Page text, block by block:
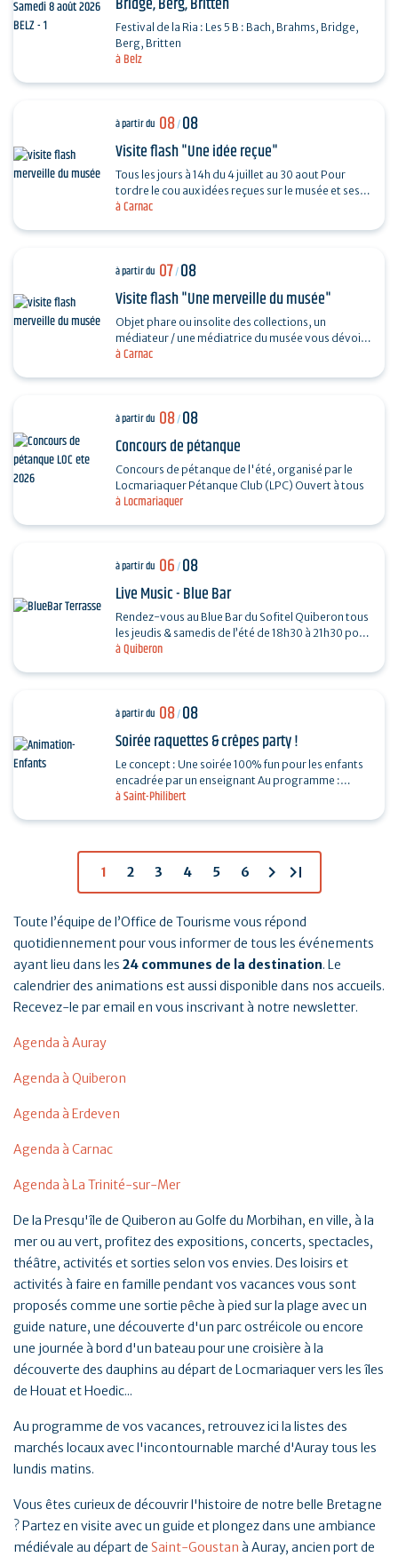
à Belz
Festival de la Ria : Les 5 B : Bach, Brahms, Bridge,
Berg, Britten
à Carnac
à partir du 08/08
Visite flash "Une idée reçue"
Tous les jours à 14h du 4 juillet au 30 aout Pour
tordre le cou aux idées reçues sur le musée et ses
collections, piochez au hasard une question et…
à Carnac
à partir du 07/08
Visite flash "Une merveille du musée"
Objet phare ou insolite des collections, un
médiateur / une médiatrice du musée vous dévoile
son histoire. Sans réservation. Durée 30…
à Locmariaquer
à partir du 08/08
Concours de pétanque
Concours de pétanque de l'été, organisé par le
Locmariaquer Pétanque Club (LPC) Ouvert à tous
à Quiberon
à partir du 06/08
Live Music - Blue Bar
Rendez-vous au Blue Bar du Sofitel Quiberon tous
les jeudis & samedis de l’été de 18h30 à 21h30 pour
vivre des instants musicaux & conviviaux avec…
à Saint-Philibert
à partir du 08/08
Soirée raquettes & crêpes party !
Le concept : Une soirée 100% fun pour les enfants
encadrée par un enseignant Au programme :
tennis, padel et pickleball suivis d’un Breizh picnic :
1 2 3 4 5 6 chevron_right last_page
Toute l’équipe de l’Office de Tourisme vous répond
quotidiennement pour vous informer de tous les événements
ayant lieu dans les 24 communes de la destination. Le
calendrier des animations est aussi disponible dans nos accueils.
Recevez-le par email en vous inscrivant à notre newsletter.
Agenda à Auray
Agenda à Quiberon
Agenda à Erdeven
Agenda à Carnac
Agenda à La Trinité-sur-Mer
De la Presqu'île de Quiberon au Golfe du Morbihan, en ville, à la
mer ou au vert, profitez des expositions, concerts, spectacles,
théâtre, activités et sorties selon vos envies. Des loisirs et
activités à faire en famille pendant vos vacances vous sont
proposés comme une sortie pêche à pied sur la plage avec un
guide nature, une découverte d'un parc ostréicole ou encore
une journée à bord d'un bateau pour une croisière à la
découverte des dauphins au départ de Locmariaquer vers les îles
de Houat et Hoedic...
Au programme de vos vacances, retrouvez ici la listes des
marchés locaux avec l'incontournable marché d'Auray tous les
lundis matins.
Vous êtes curieux de découvrir l'histoire de notre belle Bretagne
? Partez en visite avec un guide et plongez dans une ambiance
médiévale au départ de Saint-Goustan à Auray, ancien port de